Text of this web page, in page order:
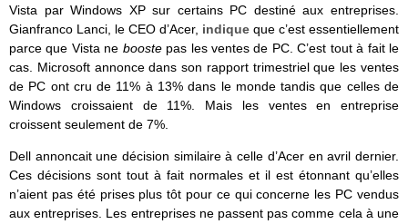
Vista par Windows XP sur certains PC destiné aux entreprises.
Gianfranco Lanci, le CEO d’Acer, indique que c’est essentiellement
parce que Vista ne booste pas les ventes de PC. C’est tout à fait le
cas. Microsoft annonce dans son rapport trimestriel que les ventes
de PC ont cru de 11% à 13% dans le monde tandis que celles de
Windows croissaient de 11%. Mais les ventes en entreprise
croissent seulement de 7%.
Dell annoncait une décision similaire à celle d’Acer en avril dernier.
Ces décisions sont tout à fait normales et il est étonnant qu’elles
n’aient pas été prises plus tôt pour ce qui concerne les PC vendus
aux entreprises. Les entreprises ne passent pas comme cela à une